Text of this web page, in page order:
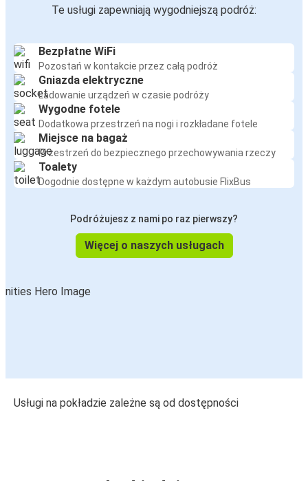
Te usługi zapewniają wygodniejszą podróż:
Bezpłatne WiFi
Pozostań w kontakcie przez całą podróż
Gniazda elektryczne
Ładowanie urządzeń w czasie podróży
Wygodne fotele
Dodatkowa przestrzeń na nogi i rozkładane fotele
Miejsce na bagaż
Przestrzeń do bezpiecznego przechowywania rzeczy
Toalety
Dogodnie dostępne w każdym autobusie FlixBus
Podróżujesz z nami po raz pierwszy?
Więcej o naszych usługach
Usługi na pokładzie zależne są od dostępności